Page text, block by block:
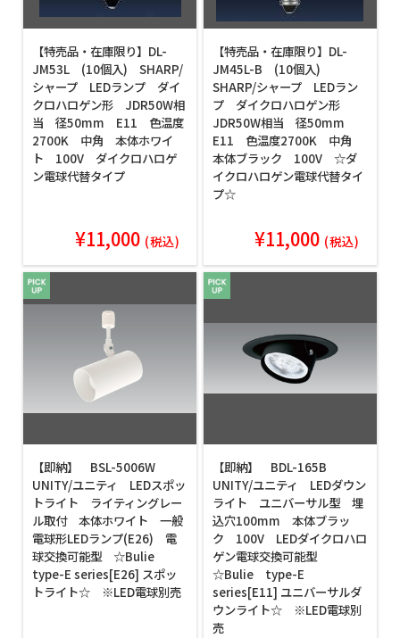
【特売品・在庫限り】DL-
JM53L (10個入) SHARP/
シャープ LEDランプ ダイ
クロハロゲン形 JDR50W相
当 径50mm E11 色温度
2700K 中角 本体ホワイ
ト 100V ダイクロハロゲ
ン電球代替タイプ
¥11,000 (税込)
【特売品・在庫限り】DL-
JM45L-B (10個入)
SHARP/シャープ LEDラン
プ ダイクロハロゲン形
JDR50W相当 径50mm
E11 色温度2700K 中角
本体ブラック 100V ☆ダ
イクロハロゲン電球代替タイ
プ☆
¥11,000 (税込)
【即納】 BSL-5006W
UNITY/ユニティ LEDスポッ
トライト ライティングレー
ル取付 本体ホワイト 一般
電球形LEDランプ(E26) 電
球交換可能型 ☆Bulie
type-E series[E26] スポッ
トライト☆ ※LED電球別売
【即納】 BDL-165B
UNITY/ユニティ LEDダウン
ライト ユニバーサル型 埋
込穴100mm 本体ブラッ
ク 100V LEDダイクロハロ
ゲン電球交換可能型
☆Bulie type-E
series[E11] ユニバーサルダ
ウンライト☆ ※LED電球別
売